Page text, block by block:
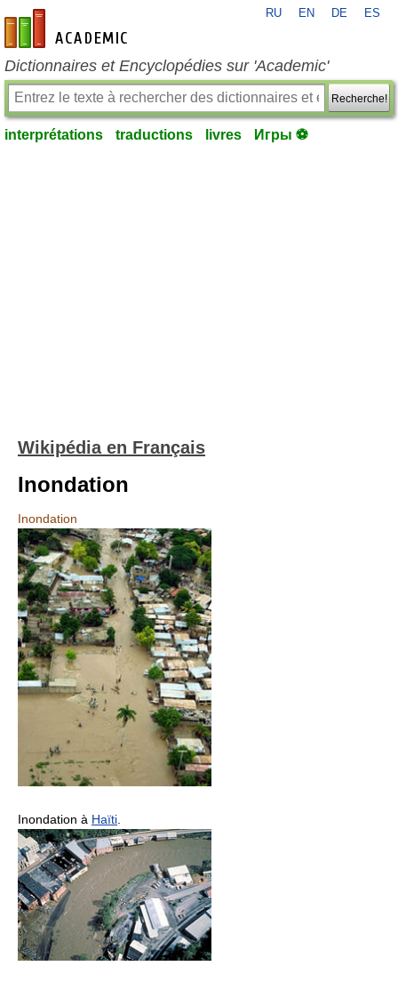
fr-academic.com
RU EN DE ES
Dictionnaires et Encyclopédies sur 'Academic'
Recherche!
interprétations traductions livres Игры ⚽
Wikipédia en Français
Inondation
Inondation
Inondation à Haïti